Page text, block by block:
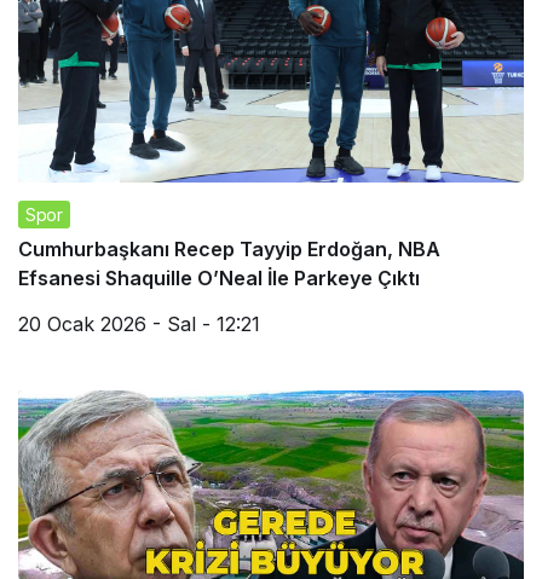
Spor
Cumhurbaşkanı Recep Tayyip Erdoğan, NBA
Efsanesi Shaquille O’Neal İle Parkeye Çıktı
20 Ocak 2026 - Sal - 12:21